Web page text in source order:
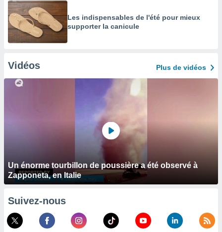
Les indispensables de l'été pour mieux
supporter la canicule
Vidéos Plus de vidéos
Un énorme tourbillon de poussière a été observé à
Zapponeta, en Italie
Suivez-nous